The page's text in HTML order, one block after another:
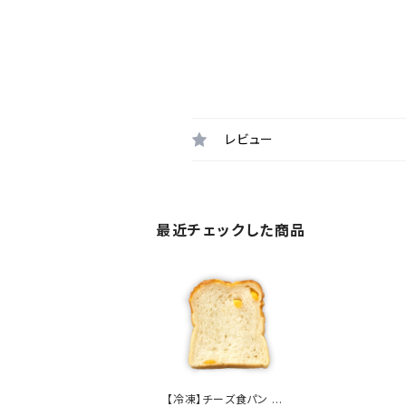
レビュー
最近チェックした商品
【冷凍】チーズ食パン ス